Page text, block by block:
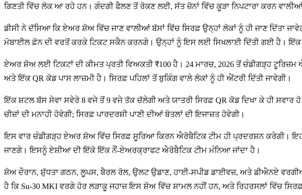
ਗਿਣਤੀ ਵਿੱਚ ਲੋਕ ਆ ਰਹੇ ਹਨ। ਗੰਦਗੀ ਫੈਲਣ ਤੋਂ ਰੋਕਣ ਲਈ, ਸੱਤ ਜ਼ੋਨਾਂ ਵਿੱਚ ਕੂੜਾ ਨਿਪਟਾਰਾ ਕਰਨ
ਡੀਸੀ ਨੇ ਦੱਸਿਆ ਕਿ ਏਅਰ ਸ਼ੋਅ ਵਿੱਚ ਜਾਣ ਵਾਲੀਆਂ ਬੱਸਾਂ ਵਿੱਚ ਸਿਰਫ਼ ਉਨ੍ਹਾਂ ਲੋਕਾਂ ਨੂੰ ਹੀ ਜਾਣ
ਮੋਬਾਈਲ ਫ਼ੋਨ ਦੀ ਵਰਤੋਂ ਕਰਕੇ ਟਿਕਟ ਸਕੈਨ ਕਰਨਗੇ। ਉਨ੍ਹਾਂ ਨੂੰ ਇਸ ਲਈ ਸਿਖਲਾਈ ਦਿੱਤੀ ਗਈ ਹੈ। ਇੱਕ
ਏਅਰ ਸ਼ੋਅ ਲਈ ਟਿਕਟਾਂ ਦੀ ਕੀਮਤ ਪ੍ਰਤੀ ਵਿਅਕਤੀ ₹100 ਹੈ। 24 ਮਾਰਚ, 2026 ਤੋਂ ਚੰਡੀਗੜ੍ਹ
ਅਤੇ ਇੱਕ QR ਕੋਡ ਪਾਸ ਲਾਜ਼ਮੀ ਹੈ। ਸਿਰਫ਼ ਪਹਿਲਾਂ ਤੋਂ ਬੁਕਿੰਗ ਵਾਲੇ ਲੋਕਾਂ ਨੂੰ ਹੀ ਐਂਟਰੀ ਦਿੱਤੀ ਜਾਵੇਗੀ।
ਇੱਕ ਸ਼ਟਲ ਬੱਸ ਸੇਵਾ ਸਵੇਰੇ 8 ਵਜੇ ਤੋਂ 9 ਵਜੇ ਤੱਕ ਚੱਲੇਗੀ ਅਤੇ ਯਾਤਰੀ ਸਿਰਫ਼ QR ਕੋਡ ਦਿਖਾ ਕੇ ਹੀ ਸਵਾਰ
ਚੀਜ਼ਾਂ ਦੀ ਮਨਾਹੀ ਹੋਵੇਗੀ; ਸਿਰਫ਼ ਪਾਰਦਰਸ਼ੀ ਪਾਣੀ ਦੀਆਂ ਬੋਤਲਾਂ ਦੀ ਇਜਾਜ਼ਤ ਹੋਵੇਗੀ।
ਇਸ ਵਾਰ ਚੰਡੀਗੜ੍ਹ ਏਅਰ ਸ਼ੋਅ ਵਿੱਚ ਸਿਰਫ਼ ਸੂਰਿਆ ਕਿਰਨ ਐਰੋਬੈਟਿਕ ਟੀਮ ਹੀ ਪ੍ਰਦਰਸ਼ਨ ਕਰੇਗੀ।
ਜਾਣਗੇ। ਇਸਨੂੰ ਏਸ਼ੀਆ ਦੀ ਇੱਕੋ ਇੱਕ ਨੌਂ-ਏਅਰਕ੍ਰਾਫਟ ਐਰੋਬੈਟਿਕ ਟੀਮ ਮੰਨਿਆ ਜਾਂਦਾ ਹੈ।
ਸ਼ੋਅ ਦੌਰਾਨ, ਸ਼ੁੱਧਤਾ ਗਠਨ, ਲੂਪਸ, ਬੈਰਲ ਰੋਲ, ਉਲਟ ਉਡਾਣ, ਹਾਈ-ਸਪੀਡ ਡਾਈਵਜ਼, ਅਤੇ ਡੀਐਨਏ
ਹੈ ਕਿ Su-30 MKI ਵਰਗੇ ਹੋਰ ਲੜਾਕੂ ਜਹਾਜ਼ ਇਸ ਸ਼ੋਅ ਵਿੱਚ ਸ਼ਾਮਲ ਨਹੀਂ ਹਨ, ਅਤੇ ਰਿਹਰਸਲਾਂ ਵਿੱਚ